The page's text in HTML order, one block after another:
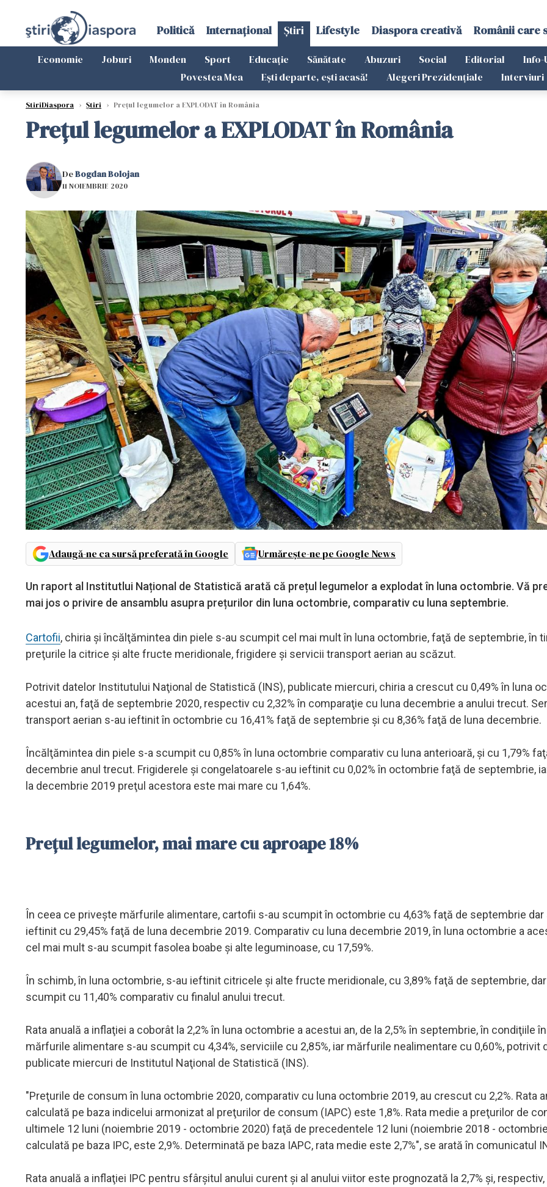
Politică Internațional Știri Lifestyle Diaspora creativă Românii care
Economie Joburi Monden Sport Educație Sănătate Abuzuri Social Editorial Info-
Povestea Mea
Ești departe, ești acasă! Alegeri Prezidențiale Interviuri
StiriDiaspora › Știri › Prețul legumelor a EXPLODAT în România
Prețul legumelor a EXPLODAT în România
DeBogdan Bolojan
11 NOIEMBRIE 2020
Adaugă-ne ca sursă preferată în Google Urmărește-ne pe Google News
Un raport al Institutlui Național de Statistică arată că prețul legumelor a explodat în luna octombrie. Vă
mai jos o privire de ansamblu asupra prețurilor din luna octombrie, comparativ cu luna septembrie.
Cartofii, chiria şi încălţămintea din piele s-au scumpit cel mai mult în luna octombrie, faţă de septembrie, în
preţurile la citrice şi alte fructe meridionale, frigidere şi servicii transport aerian au scăzut.
Potrivit datelor Institutului Naţional de Statistică (INS), publicate miercuri, chiria a crescut cu 0,49% în luna
acestui an, faţă de septembrie 2020, respectiv cu 2,32% în comparaţie cu luna decembrie a anului trecut.
transport aerian s-au ieftinit în octombrie cu 16,41% faţă de septembrie şi cu 8,36% faţă de luna decembrie.
Încălţămintea din piele s-a scumpit cu 0,85% în luna octombrie comparativ cu luna anterioară, şi cu 1,79%
decembrie anul trecut. Frigiderele şi congelatoarele s-au ieftinit cu 0,02% în octombrie faţă de septembrie,
la decembrie 2019 preţul acestora este mai mare cu 1,64%.
Prețul legumelor, mai mare cu aproape 18%
În ceea ce priveşte mărfurile alimentare, cartofii s-au scumpit în octombrie cu 4,63% faţă de septembrie dar
ieftinit cu 29,45% faţă de luna decembrie 2019. Comparativ cu luna decembrie 2019, în luna octombrie a
cel mai mult s-au scumpit fasolea boabe şi alte leguminoase, cu 17,59%.
În schimb, în luna octombrie, s-au ieftinit citricele şi alte fructe meridionale, cu 3,89% faţă de septembrie,
scumpit cu 11,40% comparativ cu finalul anului trecut.
Rata anuală a inflaţiei a coborât la 2,2% în luna octombrie a acestui an, de la 2,5% în septembrie, în condiţiile
mărfurile alimentare s-au scumpit cu 4,34%, serviciile cu 2,85%, iar mărfurile nealimentare cu 0,60%, potrivit
publicate miercuri de Institutul Naţional de Statistică (INS).
"Preţurile de consum în luna octombrie 2020, comparativ cu luna octombrie 2019, au crescut cu 2,2%. Rata
calculată pe baza indicelui armonizat al preţurilor de consum (IAPC) este 1,8%. Rata medie a preţurilor de
ultimele 12 luni (noiembrie 2019 - octombrie 2020) faţă de precedentele 12 luni (noiembrie 2018 -
calculată pe baza IPC, este 2,9%. Determinată pe baza IAPC, rata medie este 2,7%", se arată în comunicatul
Rata anuală a inflaţiei IPC pentru sfârşitul anului curent şi al anului viitor este prognozată la 2,7% şi, respectiv,